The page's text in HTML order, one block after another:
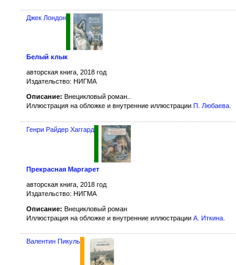
Джек Лондон
Белый клык
авторская книга, 2018 год
Издательство: НИГМА
Описание: Внецикловый роман..
Иллюстрация на обложке и внутренние иллюстрации П. Любаева
Генри Райдер Хаггард
Прекрасная Маргарет
авторская книга, 2018 год
Издательство: НИГМА
Описание: Внецикловый роман
Иллюстрация на обложке и внутренние иллюстрации А. Иткина
Валентин Пикуль